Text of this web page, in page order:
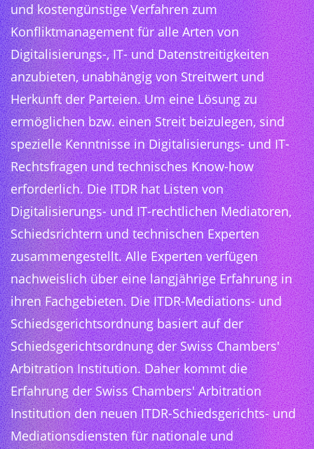
und kostengünstige Verfahren zum
Konfliktmanagement für alle Arten von
Digitalisierungs-, IT- und Datenstreitigkeiten
anzubieten, unabhängig von Streitwert und
Herkunft der Parteien. Um eine Lösung zu
ermöglichen bzw. einen Streit beizulegen, sind
spezielle Kenntnisse in Digitalisierungs- und IT-
Rechtsfragen und technisches Know-how
erforderlich. Die ITDR hat Listen von
Digitalisierungs- und IT-rechtlichen Mediatoren,
Schiedsrichtern und technischen Experten
zusammengestellt. Alle Experten verfügen
nachweislich über eine langjährige Erfahrung in
ihren Fachgebieten. Die ITDR-Mediations- und
Schiedsgerichtsordnung basiert auf der
Schiedsgerichtsordnung der Swiss Chambers'
Arbitration Institution. Daher kommt die
Erfahrung der Swiss Chambers' Arbitration
Institution den neuen ITDR-Schiedsgerichts- und
Mediationsdiensten für nationale und